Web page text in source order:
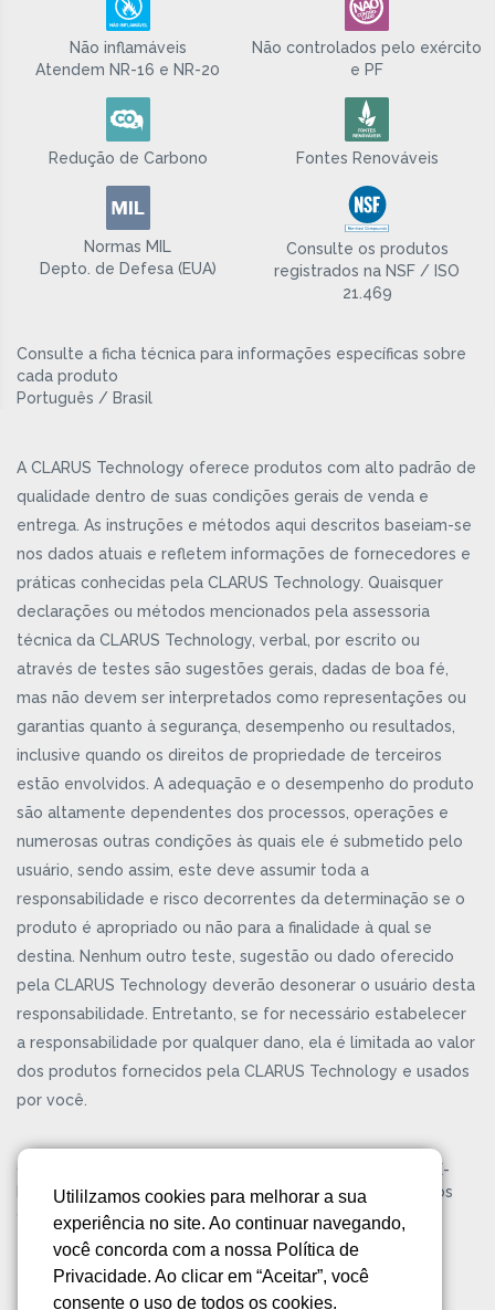
Utililzamos cookies para melhorar a sua
experiência no site. Ao continuar navegando,
você concorda com a nossa Política de
Privacidade. Ao clicar em “Aceitar”, você
consente o uso de todos os cookies.
Não inflamáveis
Atendem NR-16 e NR-20
Não controlados pelo exército
e PF
Redução de Carbono Fontes Renováveis
Normas MIL
Depto. de Defesa (EUA)
Consulte os produtos
registrados na NSF / ISO
21.469
Consulte a ficha técnica para informações específicas sobre
cada produto
Português / Brasil
A CLARUS Technology oferece produtos com alto padrão de
qualidade dentro de suas condições gerais de venda e
entrega. As instruções e métodos aqui descritos baseiam-se
nos dados atuais e refletem informações de fornecedores e
práticas conhecidas pela CLARUS Technology. Quaisquer
declarações ou métodos mencionados pela assessoria
técnica da CLARUS Technology, verbal, por escrito ou
através de testes são sugestões gerais, dadas de boa fé,
mas não devem ser interpretados como representações ou
garantias quanto à segurança, desempenho ou resultados,
inclusive quando os direitos de propriedade de terceiros
estão envolvidos. A adequação e o desempenho do produto
são altamente dependentes dos processos, operações e
numerosas outras condições às quais ele é submetido pelo
usuário, sendo assim, este deve assumir toda a
responsabilidade e risco decorrentes da determinação se o
produto é apropriado ou não para a finalidade à qual se
destina. Nenhum outro teste, sugestão ou dado oferecido
pela CLARUS Technology deverão desonerar o usuário desta
responsabilidade. Entretanto, se for necessário estabelecer
a responsabilidade por qualquer dano, ela é limitada ao valor
dos produtos fornecidos pela CLARUS Technology e usados
por você.
CLARUS® Technology é uma marca registrada da KELPIE-
BR® Gestão Empresarial Ltda. Copyright ©2026. Todos os
direitos reservados.
Política de Privacidade